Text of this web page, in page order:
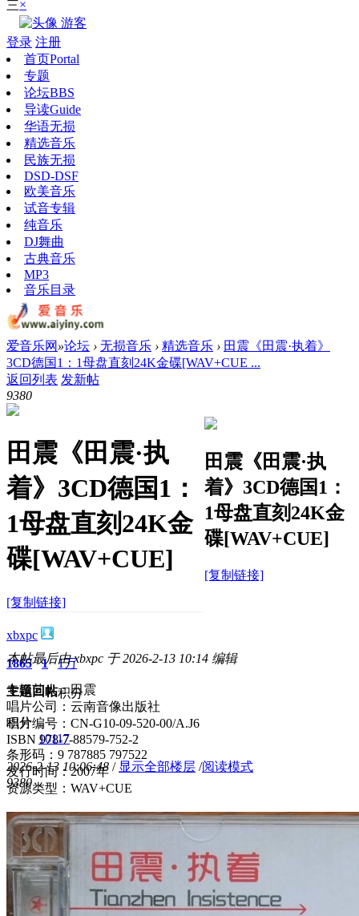
三×
游客
登录 注册
首页Portal
专题
论坛BBS
导读Guide
华语无损
精选音乐
民族无损
DSD-DSF
欧美音乐
试音专辑
纯音乐
DJ舞曲
古典音乐
MP3
音乐目录
爱音乐网 »论坛 › 无损音乐 › 精选音乐 › 田震《田震·执着》
3CD德国1：1母盘直刻24K金碟[WAV+CUE ...
返回列表 发新帖
9380
田震《田震·执
着》3CD德国1：
1母盘直刻24K金
碟[WAV+CUE]
[复制链接]
田震《田震·执
着》3CD德国1：
1母盘直刻24K金
碟[WAV+CUE]
[复制链接]
xbxpc
1865
主题
1
回帖
1万
积分
积分
10117
2026-2-13 10:06:48 / 显示全部楼层 /阅读模式
9380
本帖最后由 xbxpc 于 2026-2-13 10:14 编辑
专辑艺人：田震
唱片公司：云南音像出版社
唱片编号：CN-G10-09-520-00/A.J6
ISBN 978-7-88579-752-2
条形码：9 787885 797522
发行时间：2007年
资源类型：WAV+CUE